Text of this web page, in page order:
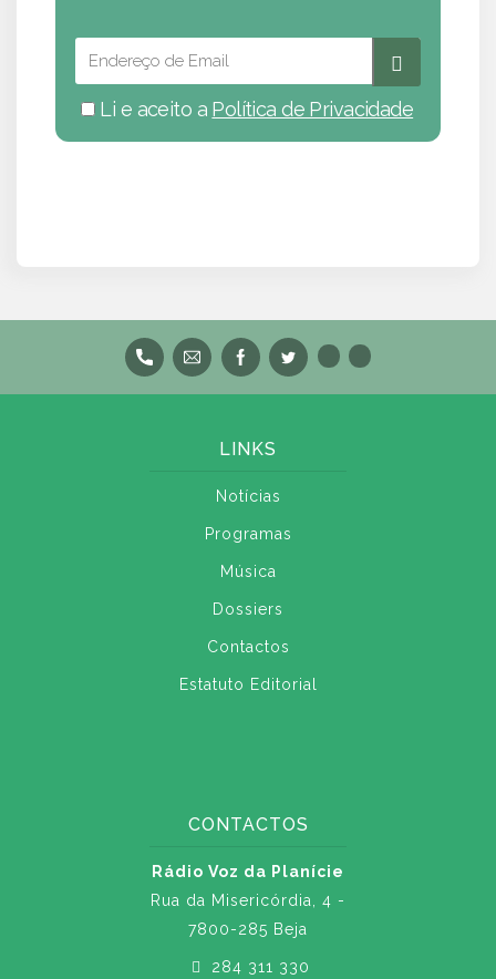
Li e aceito a Política de Privacidade
LINKS
Notícias
Programas
Música
Dossiers
Contactos
Estatuto Editorial
CONTACTOS
Rádio Voz da Planície
Rua da Misericórdia, 4 -
7800-285 Beja
284 311 330